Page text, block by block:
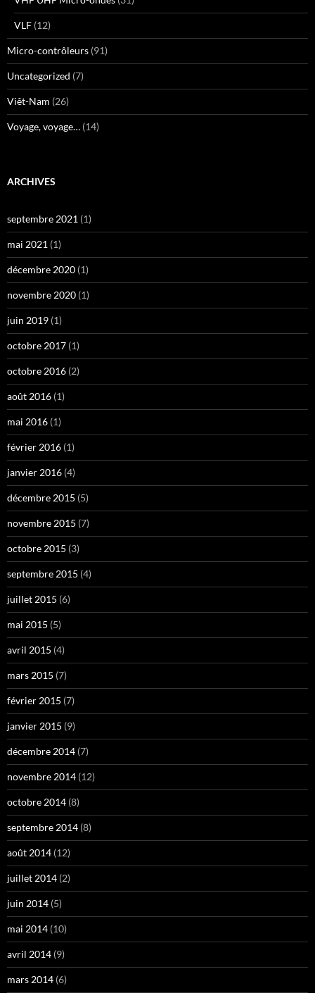
VLF (12)
Micro-contrôleurs (91)
Uncategorized (7)
Viêt-Nam (26)
Voyage, voyage… (14)
ARCHIVES
septembre 2021 (1)
mai 2021 (1)
décembre 2020 (1)
novembre 2020 (1)
juin 2019 (1)
octobre 2017 (1)
octobre 2016 (2)
août 2016 (1)
mai 2016 (1)
février 2016 (1)
janvier 2016 (4)
décembre 2015 (5)
novembre 2015 (7)
octobre 2015 (3)
septembre 2015 (4)
juillet 2015 (6)
mai 2015 (5)
avril 2015 (4)
mars 2015 (7)
février 2015 (7)
janvier 2015 (9)
décembre 2014 (7)
novembre 2014 (12)
octobre 2014 (8)
septembre 2014 (8)
août 2014 (12)
juillet 2014 (2)
juin 2014 (5)
mai 2014 (10)
avril 2014 (9)
mars 2014 (6)